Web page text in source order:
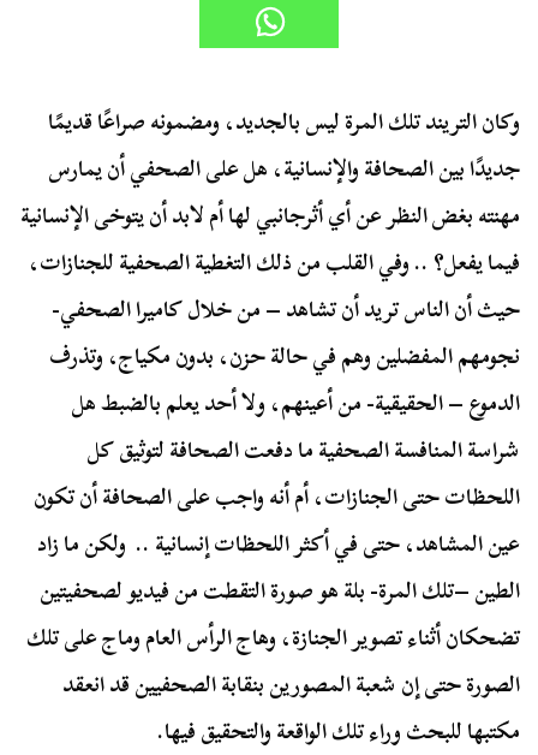
وكان التريند تلك المرة ليس بالجديد، ومضمونه صراعًا قديمًا
جديدًا بين الصحافة والإنسانية، هل على الصحفي أن يمارس
مهنته بغض النظر عن أي أثرجانبي لها أم لابد أن يتوخى الإنسانية
فيما يفعل؟ .. وفي القلب من ذلك التغطية الصحفية للجنازات،
حيث أن الناس تريد أن تشاهد – من خلال كاميرا الصحفي-
نجومهم المفضلين وهم في حالة حزن، بدون مكياج، وتذرف
الدموع – الحقيقية- من أعينهم، ولا أحد يعلم بالضبط هل
شراسة المنافسة الصحفية ما دفعت الصحافة لتوثيق كل
اللحظات حتى الجنازات، أم أنه واجب على الصحافة أن تكون
عين المشاهد، حتى في أكثر اللحظات إنسانية .. ولكن ما زاد
الطين –تلك المرة- بلة هو صورة التقطت من فيديو لصحفيتين
تضحكان أثناء تصوير الجنازة، وهاج الرأس العام وماج على تلك
الصورة حتى إن شعبة المصورين بنقابة الصحفيين قد انعقد
مكتبها للبحث وراء تلك الواقعة والتحقيق فيها.